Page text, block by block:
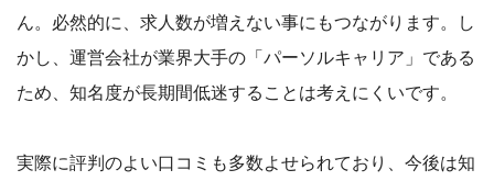
ん。必然的に、求人数が増えない事にもつながります。し
かし、運営会社が業界大手の「パーソルキャリア」である
ため、知名度が長期間低迷することは考えにくいです。
実際に評判のよい口コミも多数よせられており、今後は知